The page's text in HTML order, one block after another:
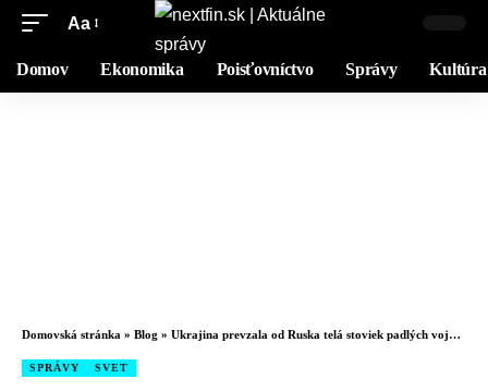
Aa
Domov Ekonomika Poisťovníctvo Správy Kultúra
Domovská stránka » Blog » Ukrajina prevzala od Ruska telá stoviek padlých vojakov, identifikácia ešte len prebehne
SPRÁVY SVET